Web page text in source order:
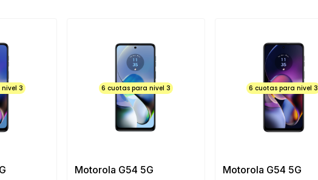
Operativo en el
centro de servicio técnico, se
poseen un corto en
para su carga de
está en la obligación de
BOTON, ENCHUFE Y
al momento de la entrega
siempre y cuando cumpla
3 6 cuotas para nivel 3
Motorola G54 5G
6 cuotas para nivel 3
Motorola G54 5G